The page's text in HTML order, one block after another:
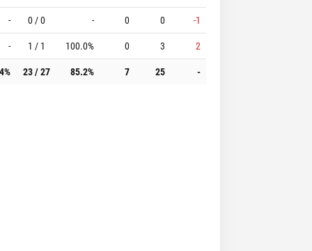
-
0 / 0 - 0 0
-1
-
1 / 1 100.0% 0 3
2
23 / 27 85.2% 7 25 -